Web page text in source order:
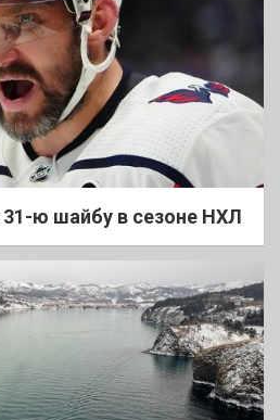
31-ю шайбу в сезоне НХЛ